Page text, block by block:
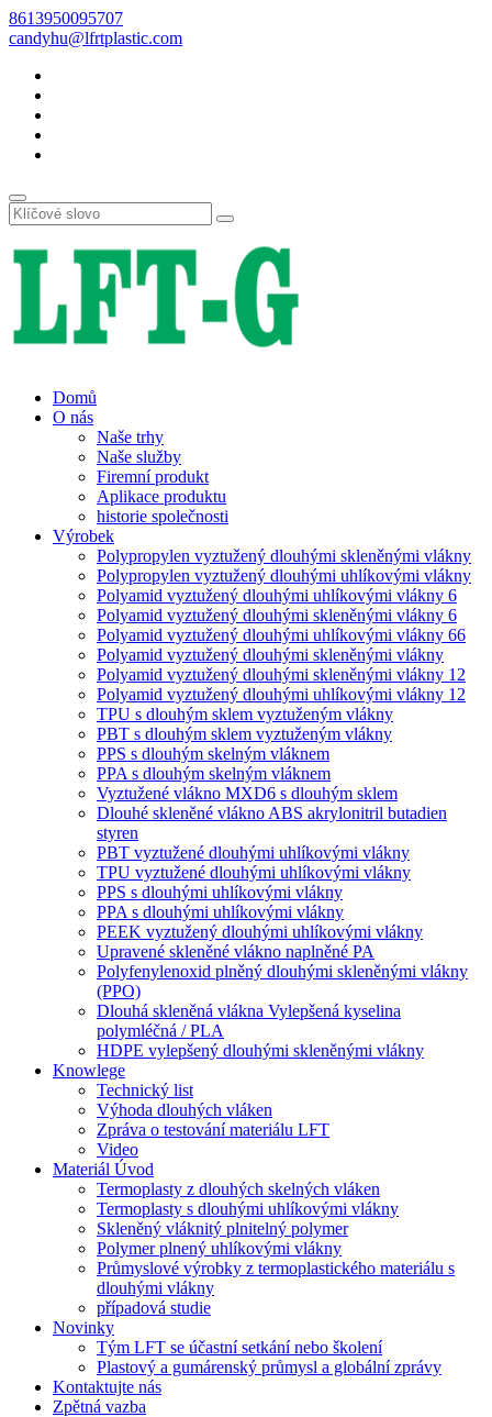
8613950095707
candyhu@lfrtplastic.com
Domů
O nás
Naše trhy
Naše služby
Firemní produkt
Aplikace produktu
historie společnosti
Výrobek
Polypropylen vyztužený dlouhými skleněnými vlákny
Polypropylen vyztužený dlouhými uhlíkovými vlákny
Polyamid vyztužený dlouhými uhlíkovými vlákny 6
Polyamid vyztužený dlouhými skleněnými vlákny 6
Polyamid vyztužený dlouhými uhlíkovými vlákny 66
Polyamid vyztužený dlouhými skleněnými vlákny
Polyamid vyztužený dlouhými skleněnými vlákny 12
Polyamid vyztužený dlouhými uhlíkovými vlákny 12
TPU s dlouhým sklem vyztuženým vlákny
PBT s dlouhým sklem vyztuženým vlákny
PPS s dlouhým skelným vláknem
PPA s dlouhým skelným vláknem
Vyztužené vlákno MXD6 s dlouhým sklem
Dlouhé skleněné vlákno ABS akrylonitril butadien
styren
PBT vyztužené dlouhými uhlíkovými vlákny
TPU vyztužené dlouhými uhlíkovými vlákny
PPS s dlouhými uhlíkovými vlákny
PPA s dlouhými uhlíkovými vlákny
PEEK vyztužený dlouhými uhlíkovými vlákny
Upravené skleněné vlákno naplněné PA
Polyfenylenoxid plněný dlouhými skleněnými vlákny
(PPO)
Dlouhá skleněná vlákna Vylepšená kyselina
polymléčná / PLA
HDPE vylepšený dlouhými skleněnými vlákny
Knowlege
Technický list
Výhoda dlouhých vláken
Zpráva o testování materiálu LFT
Video
Materiál Úvod
Termoplasty z dlouhých skelných vláken
Termoplasty s dlouhými uhlíkovými vlákny
Skleněný vláknitý plnitelný polymer
Polymer plnený uhlíkovými vlákny
Průmyslové výrobky z termoplastického materiálu s
dlouhými vlákny
případová studie
Novinky
Tým LFT se účastní setkání nebo školení
Plastový a gumárenský průmysl a globální zprávy
Kontaktujte nás
Zpětná vazba